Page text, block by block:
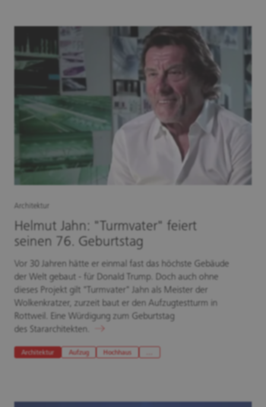
Architektur
Helmut Jahn: "Turmvater" feiert
seinen 76. Geburtstag
Vor 30 Jahren hätte er einmal fast das höchste Gebäude
der Welt gebaut - für Donald Trump. Doch auch ohne
dieses Projekt gilt "Turmvater" Jahn als Meister der
Wolkenkratzer, zurzeit baut er den Aufzugtestturm in
Rottweil. Eine Würdigung zum Geburtstag
des Stararchitekten.
Architektur Aufzug Hochhaus